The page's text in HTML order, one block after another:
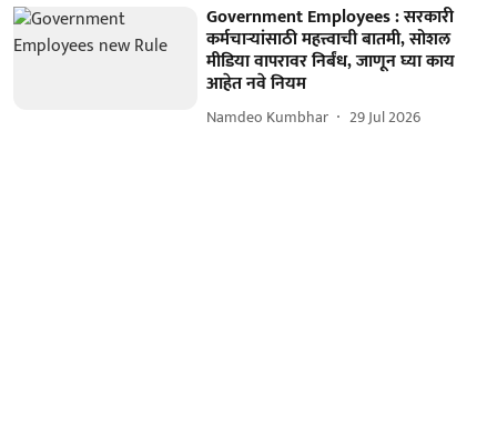
Government Employees : सरकारी
कर्मचाऱ्यांसाठी महत्त्वाची बातमी, सोशल
मीडिया वापरावर निर्बंध, जाणून घ्या काय
आहेत नवे नियम
Namdeo Kumbhar 29 Jul 2026